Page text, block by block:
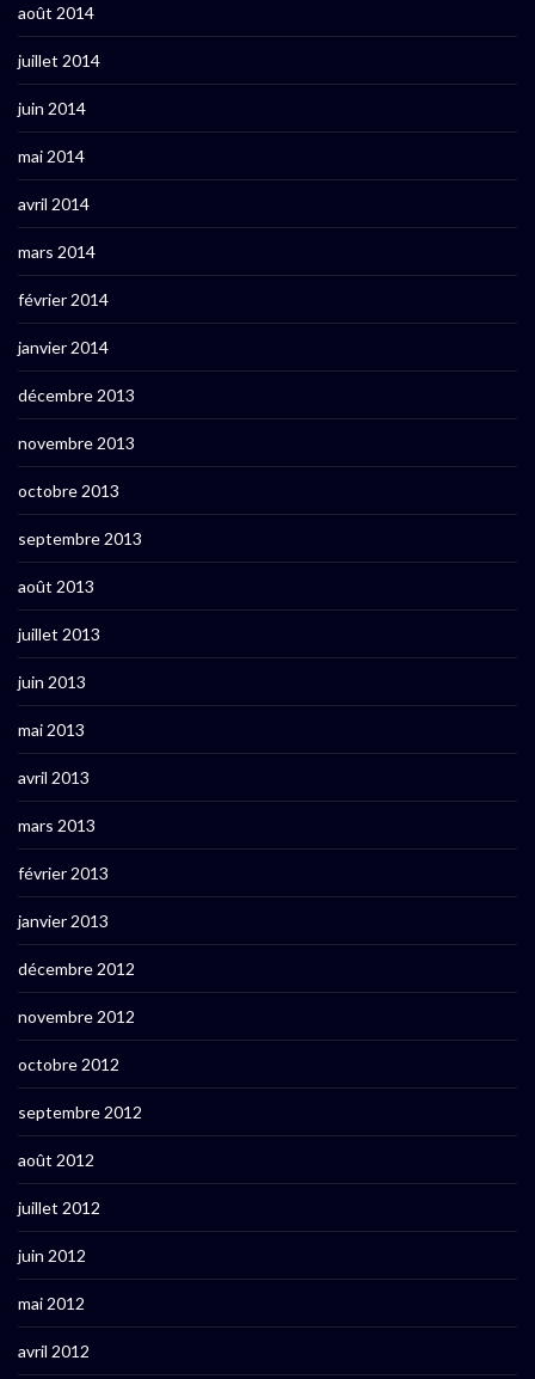
août 2014
juillet 2014
juin 2014
mai 2014
avril 2014
mars 2014
février 2014
janvier 2014
décembre 2013
novembre 2013
octobre 2013
septembre 2013
août 2013
juillet 2013
juin 2013
mai 2013
avril 2013
mars 2013
février 2013
janvier 2013
décembre 2012
novembre 2012
octobre 2012
septembre 2012
août 2012
juillet 2012
juin 2012
mai 2012
avril 2012